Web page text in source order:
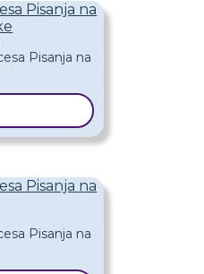
Pisanja na
Pisanja na